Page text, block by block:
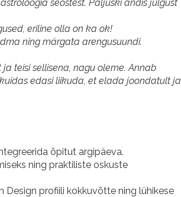
seostest. Paljuski andis julgust
eriline olla on ka ok!
ning märgata arengusuundi.
teisi sellisena, nagu oleme. Annab
edasi liikuda, et elada joondatult ja
õpitut argipäeva.
ning praktiliste oskuste
Design profiili kokkuvõtte ning lühikese